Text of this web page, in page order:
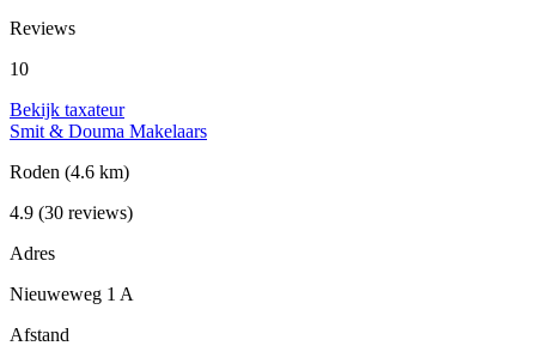
Reviews
10
Bekijk taxateur
Smit & Douma Makelaars
Roden (4.6 km)
4.9 (30 reviews)
Adres
Nieuweweg 1 A
Afstand